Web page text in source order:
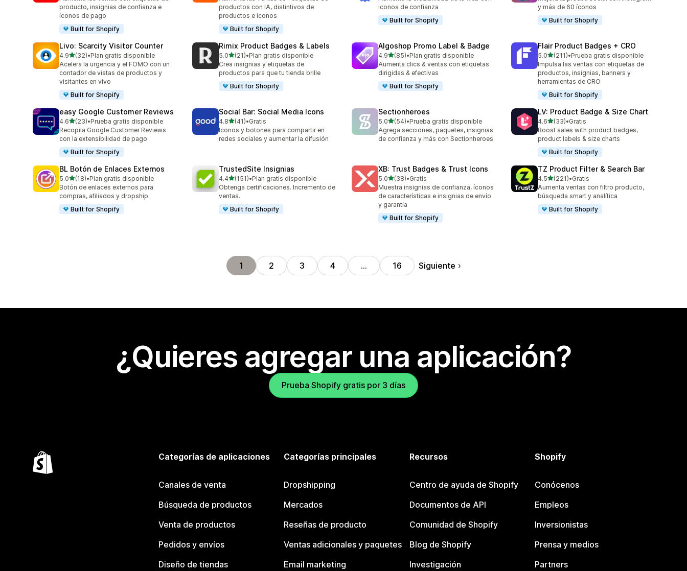
producto, insignias de confianza e
íconos de pago
Built for Shopify
productos con IA, distintivos de
productos e iconos
Built for Shopify
iconos de confianza
Built for Shopify
y más de 60 íconos
Built for Shopify
Livo: Scarcity Visitor Counter
4.9de 5 estrellas
(32)
32 reseñas en total
•Plan gratis disponible
Acelera la urgencia y el FOMO con un
contador de vistas de productos y
visitantes en vivo
Built for Shopify
Rimix Product Badges & Labels
5.0de 5 estrellas
(21)
21 reseñas en total
•Plan gratis disponible
Crea insignias y etiquetas de
productos para que tu tienda brille
Built for Shopify
Algoshop Promo Label & Badge
4.9de 5 estrellas
(85)
85 reseñas en total
•Plan gratis disponible
Aumenta clics & ventas con etiquetas
dirigidas & efectivas
Built for Shopify
Flair Product Badges + CRO
5.0de 5 estrellas
(211)
211 reseñas en total
•Prueba gratis disponible
Impulsa las ventas con etiquetas de
productos, insignias, banners y
herramientas de CRO
Built for Shopify
easy Google Customer Reviews
4.6de 5 estrellas
(23)
23 reseñas en total
•Prueba gratis disponible
Recopila Google Customer Reviews
con la extensibilidad de pago
Built for Shopify
Social Bar: Social Media Icons
4.8de 5 estrellas
(41)
41 reseñas en total
•Gratis
Iconos y botones para compartir en
redes sociales y aumentar la difusión
Sectionheroes
5.0de 5 estrellas
(54)
54 reseñas en total
•Prueba gratis disponible
Agrega secciones, paquetes, insignias
de confianza y más con Sectionheroes
LV: Product Badge & Size Chart
4.6de 5 estrellas
(33)
33 reseñas en total
•Gratis
Boost sales with product badges,
product labels & size charts
Built for Shopify
BL Botón de Enlaces Externos
5.0de 5 estrellas
(18)
18 reseñas en total
•Plan gratis disponible
Botón de enlaces externos para
compras, afiliados y dropship.
Built for Shopify
TrustedSite Insignias
4.4de 5 estrellas
(151)
151 reseñas en total
•Plan gratis disponible
Obtenga certificaciones. Incremento de
ventas.
Built for Shopify
XB: Trust Badges & Trust Icons
5.0de 5 estrellas
(38)
38 reseñas en total
•Gratis
Muestra insignias de confianza, íconos
de características e insignias de envío
y garantía
Built for Shopify
TZ Product Filter & Search Bar
4.5de 5 estrellas
(221)
221 reseñas en total
•Gratis
Aumenta ventas con filtro producto,
búsqueda smart y analítica
Built for Shopify
1 2 3 4 … 16 Siguiente
¿Quieres agregar una aplicación?
Prueba Shopify gratis por 3 días
Categorías de aplicaciones
Canales de venta
Búsqueda de productos
Venta de productos
Pedidos y envíos
Diseño de tiendas
Categorías principales
Dropshipping
Mercados
Reseñas de producto
Ventas adicionales y paquetes
Email marketing
Recursos
Centro de ayuda de Shopify
Documentos de API
Comunidad de Shopify
Blog de Shopify
Investigación
Shopify
Conócenos
Empleos
Inversionistas
Prensa y medios
Partners